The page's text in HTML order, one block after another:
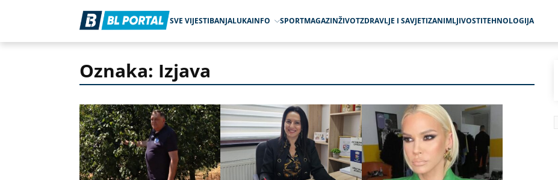
SVE VIJESTIBANJALUKAINFO SPORTMAGAZINŽIVOTZDRAVLJE I SAVJETIZANIMLJIVOSTITEHNOLOGIJA
Oznaka: Izjava